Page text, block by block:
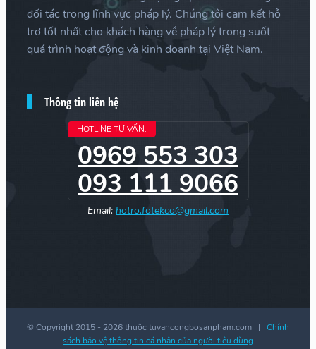
đối tác trong lĩnh vực pháp lý. Chúng tôi cam kết hỗ
trợ tốt nhất cho khách hàng về pháp lý trong suốt
quá trình hoạt động và kinh doanh tại Việt Nam.
Thông tin liên hệ
HOTLINE TƯ VẤN:
0969 553 303
093 111 9066
Email: hotro.fotekco@gmail.com
© Copyright 2015 - 2026 thuộc tuvancongbosanpham.com | Chính
sách bảo vệ thông tin cá nhân của người tiêu dùng